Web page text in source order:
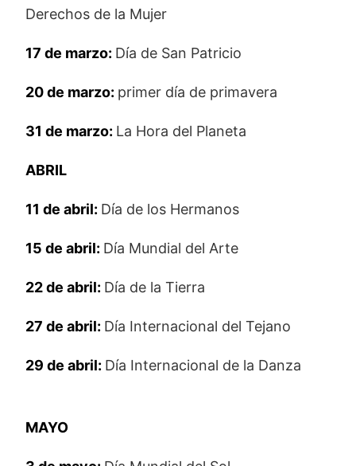
Derechos de la Mujer
17 de marzo: Día de San Patricio
20 de marzo: primer día de primavera
31 de marzo: La Hora del Planeta
ABRIL
11 de abril: Día de los Hermanos
15 de abril: Día Mundial del Arte
22 de abril: Día de la Tierra
27 de abril: Día Internacional del Tejano
29 de abril: Día Internacional de la Danza
MAYO